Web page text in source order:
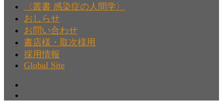
〈叢書 感染症の人間学〉
おしらせ
お問い合わせ
書店様・取次様用
採用情報
Global Site